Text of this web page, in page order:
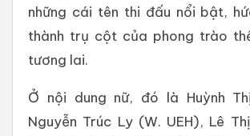
những cái tên thi đấu nổi bật,
thành trụ cột của phong trào
tương lai.
Ở nội dung nữ, đó là Huỳnh
Nguyễn Trúc Ly (W. UEH), Lê